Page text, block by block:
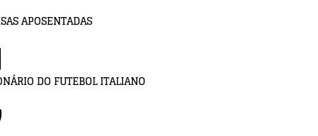
APOSENTADAS
DO FUTEBOL ITALIANO